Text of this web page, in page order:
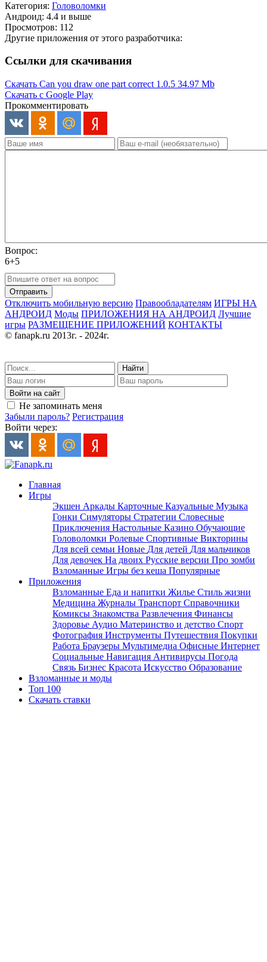
Категория: Головоломки
Андроид: 4.4 и выше
Просмотров: 112
Другие приложения от этого разработчика:
Ссылки для скачивания
Скачать Can you draw one part correct 1.0.5 34.97 Mb
Скачать с Google Play
Прокомментировать
Вопрос:
6+5
Отправить
Отключить мобильную версию Правообладателям ИГРЫ НА
АНДРОИД Моды ПРИЛОЖЕНИЯ НА АНДРОИД Лучшие
игры РАЗМЕЩЕНИЕ ПРИЛОЖЕНИЙ КОНТАКТЫ
© fanapk.ru 2013г. - 2024г.
Найти
Войти на сайт
Не запоминать меня
Забыли пароль? Регистрация
Войти через:
Главная
Игры
Экшен Аркады Карточные Казуальные Музыка
Гонки Симуляторы Стратегии Словесные
Приключения Настольные Казино Обучающие
Головоломки Ролевые Спортивные Викторины
Для всей семьи Новые Для детей Для мальчиков
Для девочек На двоих Русские версии Про зомби
Взломанные Игры без кеша Популярные
Приложения
Взломанные Еда и напитки Жилье Стиль жизни
Медицина Журналы Транспорт Справочники
Комиксы Знакомства Развлечения Финансы
Здоровье Аудио Материнство и детство Спорт
Фотография Инструменты Путешествия Покупки
Работа Браузеры Мультимедиа Офисные Интернет
Социальные Навигация Антивирусы Погода
Связь Бизнес Красота Искусство Образование
Взломанные и моды
Топ 100
Скачать ставки